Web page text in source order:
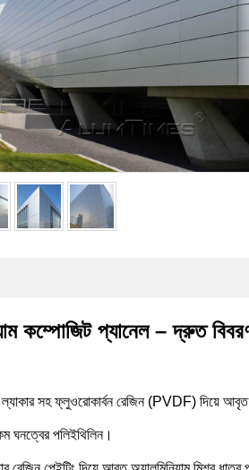
কম্পোজিট প্যানেল – দ্রুত
সহ ফ্লুওরোকার্বন রেজিন (PVDF) দিয়ে আবৃত
ঘনত্বের পলিইথিলিন।